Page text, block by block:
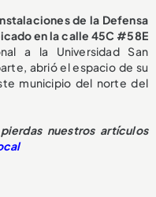
de la Defensa
en la calle 45C #58E
a la Universidad San
abrió el espacio de su
municipio del norte del
nuestros artículos